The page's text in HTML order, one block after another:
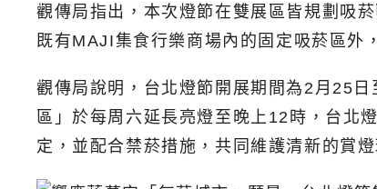
觀傳局指出，本次燈節在雙展區皆規劃吸
既有MAJI集食行樂商場內的固定吸菸區外
觀傳局說明，台北燈節開展期間為2月25
區」於每周六延長亮燈至晚上12時，台北
定，並配合禁菸措施，共同維護清新的賞燈